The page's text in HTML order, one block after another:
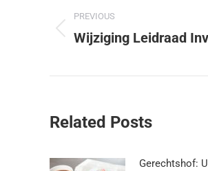
PREVIOUS
Wijziging Leidraad
Related Posts
Gerechtshof: